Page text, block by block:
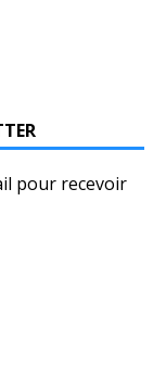
pour recevoir